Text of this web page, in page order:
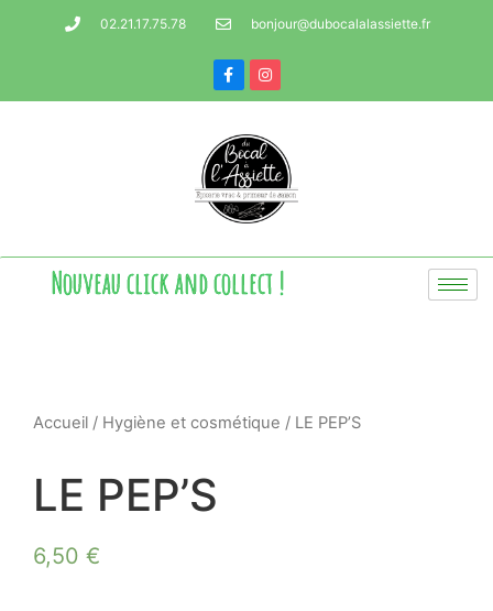
02.21.17.75.78 bonjour@dubocalalassiette.fr
Nouveau click and collect !
Accueil / Hygiène et cosmétique / LE PEP’S
LE PEP’S
6,50 €